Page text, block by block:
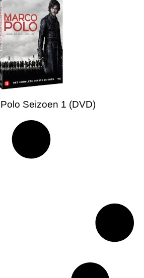
Seizoen 1 (DVD)